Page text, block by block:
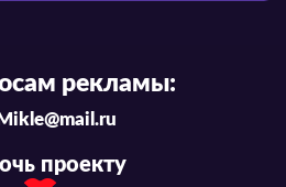
рекламы:
проекту